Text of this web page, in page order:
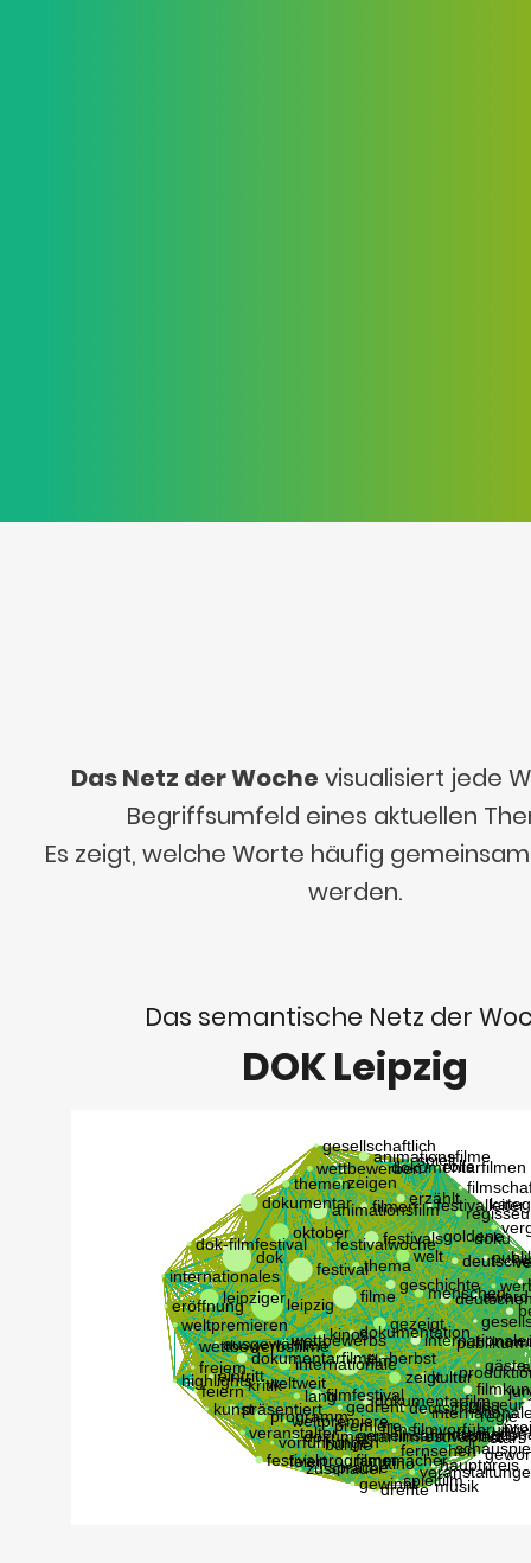
Das Netz der Woche visualisiert jede
Begriffsumfeld eines aktuellen
Es zeigt, welche Worte häufig
werden.
Das semantische Netz der
DOK Leipzig